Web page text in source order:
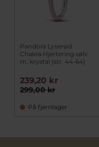
Pandora Lyserød
Chakra Hjertering sølv
m. krystal (str. 44-64)
299,00 kr
239,20 kr
På fjernlager